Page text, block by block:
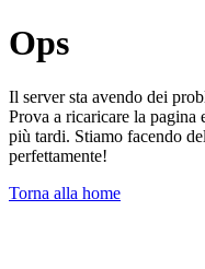
Ops
Il server sta avendo dei
Prova a ricaricare la pagina
più tardi. Stiamo facendo
perfettamente!
Torna alla home